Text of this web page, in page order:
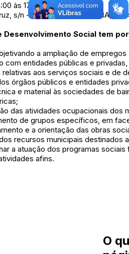
às 17:00hrs
s/n - Centro - Malhada - BA,
Desenvolvimento Social tem
a ampliação de
com entidades públicas e
aos serviços sociais e de
órgãos públicos e entidades
e material às sociedades de
das atividades ocupacionais dos
de grupos específicos, em
e a orientação das obras
recursos municipais destinados
a atuação dos programas
afins.
O